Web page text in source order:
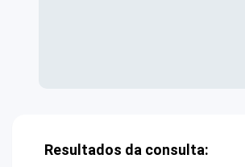
Resultados da consulta: